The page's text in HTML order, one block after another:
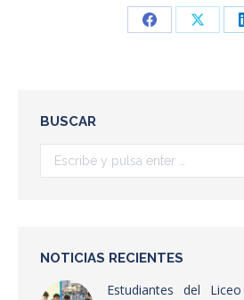
Share
Share
BUSCAR
Buscar:
NOTICIAS RECIENTES
Estudiantes del